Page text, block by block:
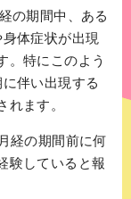
の期間中、ある
体症状が出現
。特にこのよう
伴い出現する
れます。
経の期間前に何
験していると報